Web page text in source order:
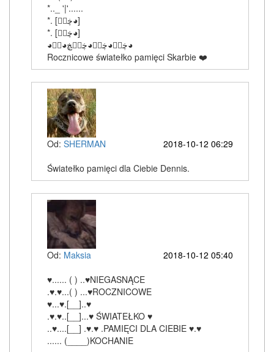
*.._ '|'......
‎*. [ڿڰۣ◕]
‎*. [ڿڰۣ◕]
‎◕ڿڰۣ◕ڿڰۣ◕ڿڰۣڿ◕ڰۣ◕
Rocznicowe światełko pamięci Skarbie ❤️
Od: SHERMAN
2018-10-12 06:29
Światełko pamięci dla Ciebie Dennis.
Od: Maksia
2018-10-12 05:40
♥...... ( ) ..♥NIEGASNĄCE
.♥.♥...( ) ...♥ROCZNICOWE
♥...♥.[__]..♥
.♥.♥..[__]...♥ ŚWIATEŁKO ♥
..♥....[__] .♥.♥ .PAMIĘCI DLA CIEBIE ♥.♥
...... (____)KOCHANIE